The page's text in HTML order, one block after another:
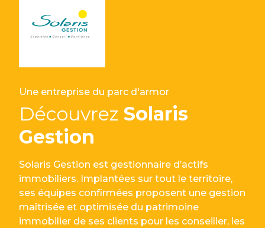
Une entreprise du parc d'armor
Découvrez Solaris
Gestion
Solaris Gestion est gestionnaire d’actifs
immobiliers. Implantées sur tout le territoire,
ses équipes confirmées proposent une gestion
maîtrisée et optimisée du patrimoine
immobilier de ses clients pour les conseiller, les